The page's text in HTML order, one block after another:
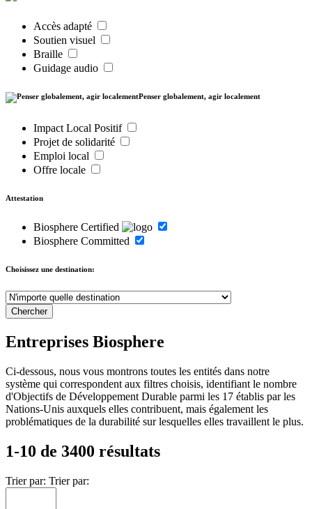
Accès adapté
Soutien visuel
Braille
Guidage audio
Penser globalement, agir localement
Impact Local Positif
Projet de solidarité
Emploi local
Offre locale
Attestation
Biosphere Certified
Biosphere Committed
Choisissez une destination:
Entreprises Biosphere
Ci-dessous, nous vous montrons toutes les entités dans notre
système qui correspondent aux filtres choisis, identifiant le nombre
d'Objectifs de Développement Durable parmi les 17 établis par les
Nations-Unis auxquels elles contribuent, mais également les
problématiques de la durabilité sur lesquelles elles travaillent le plus.
1-10 de 3400 résultats
Trier par: Trier par: